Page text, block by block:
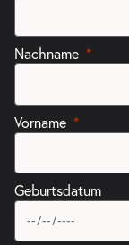
Nachname
Vorname
Geburtsdatum